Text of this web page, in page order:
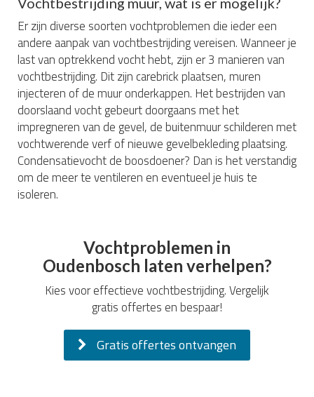
Er zijn diverse soorten vochtproblemen die ieder een
andere aanpak van vochtbestrijding vereisen. Wanneer je
last van optrekkend vocht hebt, zijn er 3 manieren van
vochtbestrijding. Dit zijn carebrick plaatsen, muren
injecteren of de muur onderkappen. Het bestrijden van
doorslaand vocht gebeurt doorgaans met het
impregneren van de gevel, de buitenmuur schilderen met
vochtwerende verf of nieuwe gevelbekleding plaatsing.
Condensatievocht de boosdoener? Dan is het verstandig
om de meer te ventileren en eventueel je huis te
isoleren.
Vochtproblemen in
Oudenbosch laten verhelpen?
Kies voor effectieve vochtbestrijding. Vergelijk
gratis offertes en bespaar!
Gratis offertes ontvangen